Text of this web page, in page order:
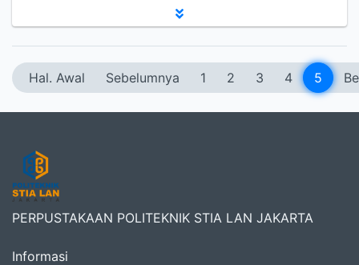
Hal. Awal Sebelumnya 1 2 3 4 5
PERPUSTAKAAN POLITEKNIK STIA LAN JAKARTA
Informasi